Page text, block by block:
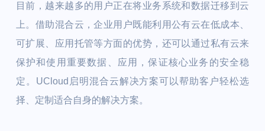
目前，越来越多的用户正在将业务系统和数据迁移到云
上。借助混合云，企业用户既能利用公有云在低成本、
可扩展、应用托管等方面的优势，还可以通过私有云来
保护和使用重要数据、应用，保证核心业务的安全稳
定。UCloud启明混合云解决方案可以帮助客户轻松选
择、定制适合自身的解决方案。